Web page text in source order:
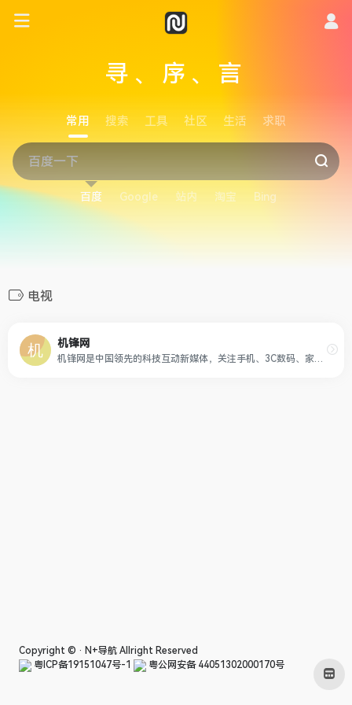
寻、序、言
常用 搜索 工具 社区 生活 求职
百度 Google 站内 淘宝 Bing
电视
机锋网
Copyright © · N+导航 Allright Reserved
粤ICP备19151047号-1
粤公网安备 44051302000170号